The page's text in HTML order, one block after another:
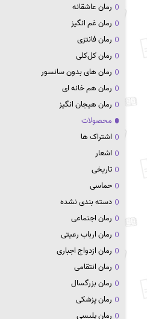
رمان عاشقانه
رمان غم انگیز
رمان فانتزی
رمان کل‌کلی
رمان های بدون سانسور
رمان هم خانه ای
رمان هیجان انگیز
محصولات
اشتراک ها
اشعار
تاریخی
حماسی
دسته بندی نشده
رمان اجتماعی
رمان ارباب رعیتی
رمان ازدواج اجباری
رمان انتقامی
رمان بزرگسال
رمان پزشکی
رمان پلیسی